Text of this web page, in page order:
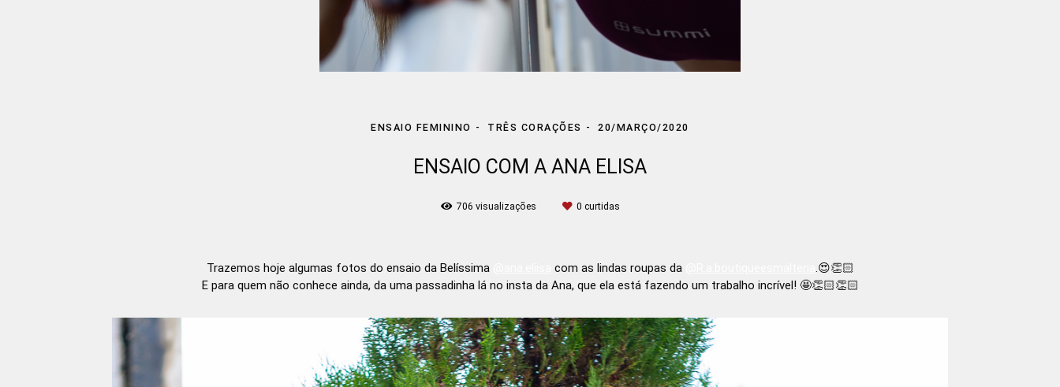
ENSAIO FEMININO TRÊS CORAÇÕES 20/MARÇO/2020
ENSAIO COM A ANA ELISA
706 visualizações 0 curtidas
Trazemos hoje algumas fotos do ensaio da Belíssima com as lindas roupas da
.😍👏🏻
E para quem não conhece ainda, da uma passadinha lá no insta da Ana, que ela está fazendo um trabalho incrível! 🤩👏🏻👏🏻